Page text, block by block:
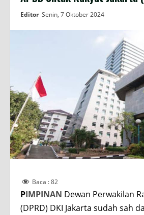
Editor Senin, 7 Oktober 2024
Baca :82
PIMPINAN Dewan Perwakilan
(DPRD) DKI Jakarta sudah sah